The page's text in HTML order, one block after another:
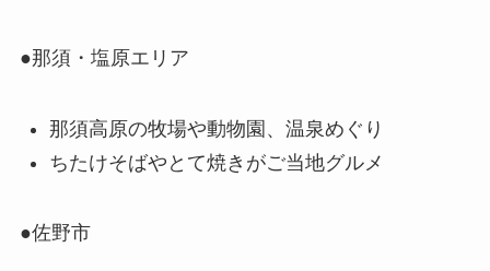
●那須・塩原エリア
那須高原の牧場や動物園、温泉めぐり
ちたけそばやとて焼きがご当地グルメ
●佐野市